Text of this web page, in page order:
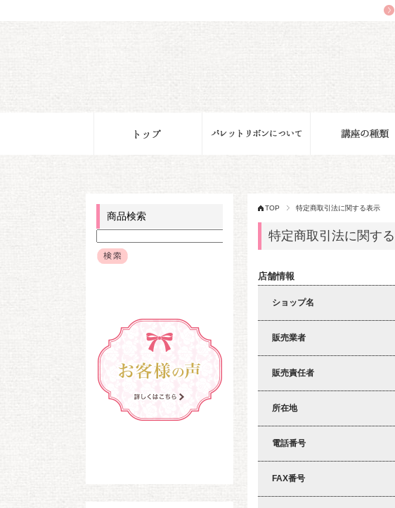
TOP 特定商取引法に関する表示
特定商取引法に関す
店舗情報
ショップ名
販売業者
販売責任者
所在地
電話番号
FAX番号
商品検索